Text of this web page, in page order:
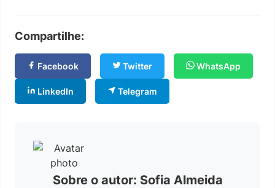
Compartilhe:
Facebook Twitter WhatsApp
LinkedIn Telegram
Sobre o autor: Sofia Almeida